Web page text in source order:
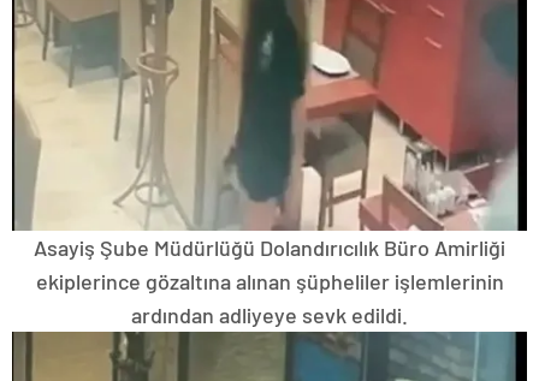
Asayiş Şube Müdürlüğü Dolandırıcılık Büro Amirliği
ekiplerince gözaltına alınan şüpheliler işlemlerinin
ardından adliyeye sevk edildi.